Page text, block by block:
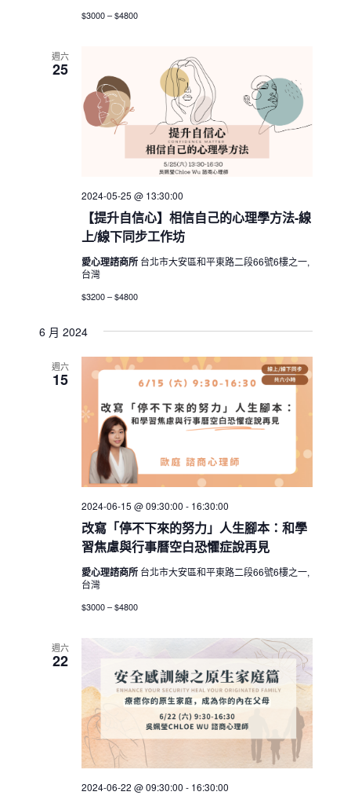
$3000 – $4800
週六
25
【提升自信心】相信自己的心理學方法-線
上/線下同步工作坊
2024-05-25 @ 13:30:00
愛心理諮商所 台北市大安區和平東路二段66號6樓之一,
台灣
$3200 – $4800
6 月 2024
週六
15
改寫「停不下來的努力」人生腳本：和學
習焦慮與行事曆空白恐懼症說再見
2024-06-15 @ 09:30:00 - 16:30:00
愛心理諮商所 台北市大安區和平東路二段66號6樓之一,
台灣
$3000 – $4800
週六
22
2024-06-22 @ 09:30:00 - 16:30:00